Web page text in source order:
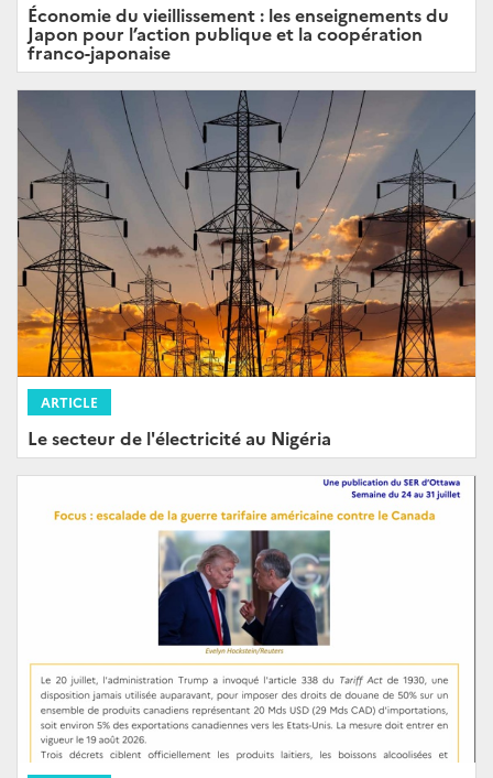
Économie du vieillissement : les enseignements du
Japon pour l’action publique et la coopération
franco-japonaise
ARTICLE
Le secteur de l'électricité au Nigéria